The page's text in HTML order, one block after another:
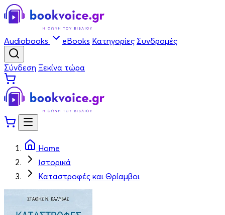
Audiobooks eBooks Κατηγορίες Συνδρομές
Σύνδεση Ξεκίνα τώρα
Home
Ιστορικά
Καταστροφές και Θρίαμβοι